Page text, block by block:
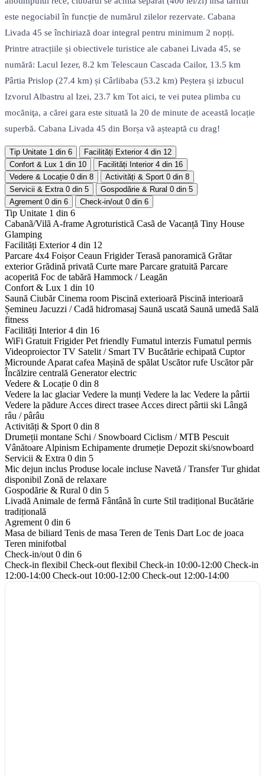
este negociabil în funcție de numărul zilelor rezervate. Cabana
Livada 45 se închiriază doar integral pentru minimum 2 nopți.
Printre atracțiile și obiectivele turistice ale cabanei Livada 45, se
numără: Lacul Iezer, 8.2 km Telescaun Cascada Cailor, 13.5 km
Pârtia Prislop (27.4 km) și Cârlibaba (53.2 km) Peștera și izbucul
Izvorul Albastru al Izei, 23.7 km Tot aici, te vei putea plimba cu
mocăniţa, a cărei gara este situată la 20 de minute de această locație
superbă. Cabana Livada 45 din Borșa vă așteaptă cu drag!
Tip Unitate 1 din 6 Facilități Exterior 4 din 12
Confort & Lux 1 din 10 Facilități Interior 4 din 16
Vedere & Locație 0 din 8 Activități & Sport 0 din 8
Servicii & Extra 0 din 5 Gospodărie & Rural 0 din 5
Agrement 0 din 6 Check-in/out 0 din 6
Tip Unitate 1 din 6
Cabanã/Vilã A-frame Agroturisticã Casã de Vacanță Tiny House
Glamping
Facilități Exterior4 din 12
Parcare 4x4 Foișor Ceaun Frigider Terasă panoramică Grătar
exterior Grădină privată Curte mare Parcare gratuită Parcare
acoperită Foc de tabără Hammock / Leagăn
Confort & Lux 1 din 10
Saună Ciubăr Cinema room Piscină exterioară Piscină interioară
Șemineu Jacuzzi / Cadă hidromasaj Saună uscată Saună umedă Sală
fitness
Facilități Interior4 din 16
WiFi Gratuit Frigider Pet friendly Fumatul interzis Fumatul permis
Videoproiector TV Satelit / Smart TV Bucătărie echipată Cuptor
Microunde Aparat cafea Mașină de spălat Uscător rufe Uscător păr
Încălzire centrală Generator electric
Vedere & Locație 0 din 8
Vedere la lac glaciar Vedere la munți Vedere la lac Vedere la pârtii
Vedere la pădure Acces direct trasee Acces direct pârtii ski Lângă
râu / pârâu
Activități & Sport 0 din 8
Drumeții montane Schi / Snowboard Ciclism / MTB Pescuit
Vânătoare Alpinism Echipamente drumeție Depozit ski/snowboard
Servicii & Extra 0 din 5
Mic dejun inclus Produse locale incluse Navetă / Transfer Tur ghidat
disponibil Zonă de relaxare
Gospodărie & Rural 0 din 5
Livadă Animale de fermă Fântână în curte Stil tradițional Bucătărie
tradițională
Agrement 0 din 6
Masa de biliard Tenis de masa Teren de Tenis Dart Loc de joaca
Teren minifotbal
Check-in/out 0 din 6
Check-in flexibil Check-out flexibil Check-in 10:00-12:00 Check-in
12:00-14:00 Check-out 10:00-12:00 Check-out 12:00-14:00